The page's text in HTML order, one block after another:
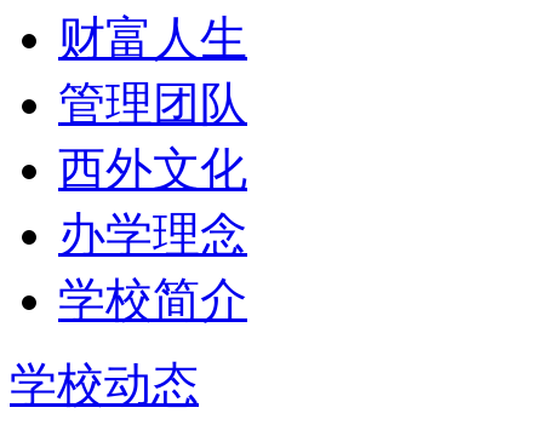
财富人生
管理团队
西外文化
办学理念
学校简介
学校动态